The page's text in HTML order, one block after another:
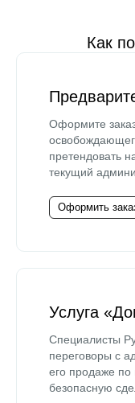
Как
Оформите
претендовать
текущий
Оформить
Услуга
Специалисты
переговоры с
его продаже по
безопасную